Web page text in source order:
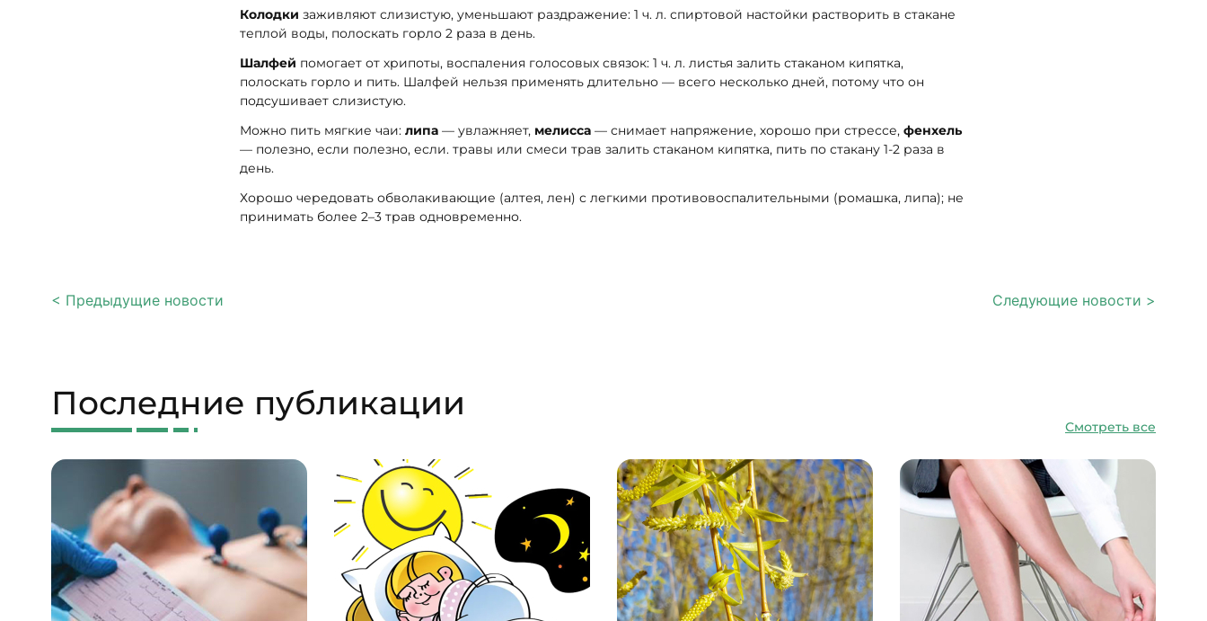
Колодки заживляют слизистую, уменьшают раздражение: 1 ч. л. спиртовой настойки растворить в стакане
теплой воды, полоскать горло 2 раза в день.
Шалфей помогает от хрипоты, воспаления голосовых связок: 1 ч. л. листья залить стаканом кипятка,
полоскать горло и пить. Шалфей нельзя применять длительно — всего несколько дней, потому что он
подсушивает слизистую.
Можно пить мягкие чаи: липа — увлажняет, мелисса — снимает напряжение, хорошо при стрессе, фенхель
— полезно, если полезно, если. травы или смеси трав залить стаканом кипятка, пить по стакану 1-2 раза в
день.
Хорошо чередовать обволакивающие (алтея, лен) с легкими противовоспалительными (ромашка, липа); не
принимать более 2–3 трав одновременно.
< Предыдущие новости Следующие новости >
Смотреть все
Последние публикации